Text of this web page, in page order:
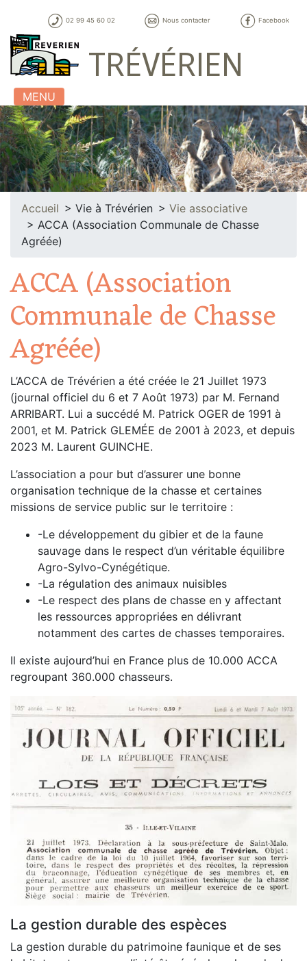
TRÉVÉRIEN
02 99 45 60 02 Nous contacter Facebook
MENU
Accueil Vie à Trévérien
Vie associative
ACCA (Association Communale de Chasse
Agréée)
ACCA (Association
Communale de Chasse
Agréée)
L’ACCA de Trévérien a été créée le 21 Juillet 1973
(journal officiel du 6 et 7 Août 1973) par M. Fernand
ARRIBART. Lui a succédé M. Patrick OGER de 1991 à
2001, et M. Patrick GLEMÉE de 2001 à 2023, et depuis
2023 M. Laurent GUINCHE.
L’association a pour but d’assurer une bonne
organisation technique de la chasse et certaines
missions de service public sur le territoire :
-Le développement du gibier et de la faune
sauvage dans le respect d’un véritable équilibre
Agro-Sylvo-Cynégétique.
-La régulation des animaux nuisibles
-Le respect des plans de chasse en y affectant
les ressources appropriées en délivrant
notamment des cartes de chasses temporaires.
Il existe aujourd’hui en France plus de 10.000 ACCA
regroupant 360.000 chasseurs.
La gestion durable des espèces
La gestion durable du patrimoine faunique et de ses